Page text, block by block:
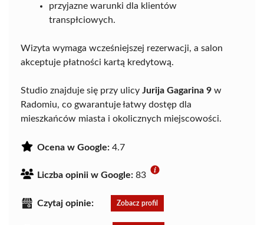
przyjazne warunki dla klientów
transpłciowych.
Wizyta wymaga wcześniejszej rezerwacji, a salon
akceptuje płatności kartą kredytową.
Studio znajduje się przy ulicy Jurija Gagarina 9 w
Radomiu, co gwarantuje łatwy dostęp dla
mieszkańców miasta i okolicznych miejscowości.
Ocena w Google: 4.7
Liczba opinii w Google: 83
Czytaj opinie: Zobacz profil